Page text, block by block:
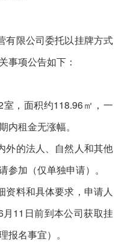
有限公司委托以挂牌方式
事项公告如下：
室 ，面积约118.96㎡，一
内租金无涨幅。
外的法人、自然人和其他
参加（仅单独申请）。
资料和具体要求，申请人
11日前到本公司获取挂
报名事宜）。